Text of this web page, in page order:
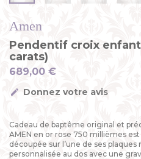
Amen
Pendentif croix enfant
carats)
689,00 €
Donnez votre avis
Cadeau de baptême original et
AMEN en or rose 750 millièmes
découpée sur l’une de ses
personnalisée au dos avec une